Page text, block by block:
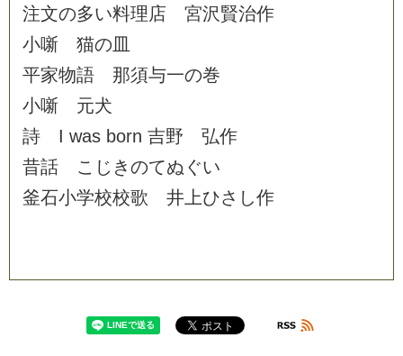
注文の多い料理 店 宮沢賢治作
小噺 猫の 皿
平家物語 那須与一の巻
小噺 元犬
詩
I was born 吉野 弘作
昔話 こ じ きのてぬ ぐい
釜石小学校校歌 井 上ひさ し作